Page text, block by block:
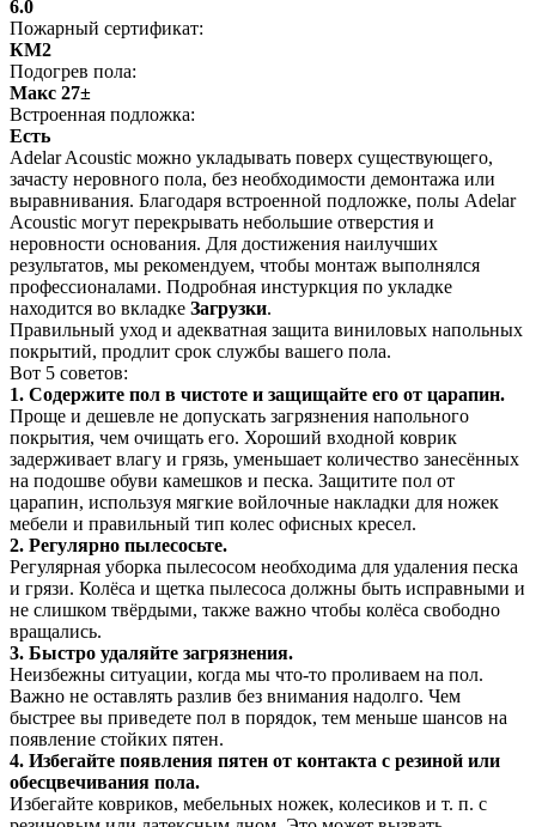
6.0
Пожарный сертификат:
КМ2
Подогрев пола:
Макс 27±
Встроенная подложка:
Есть
Adelar Acoustic можно укладывать поверх существующего,
зачасту неровного пола, без необходимости демонтажа или
выравнивания. Благодаря встроенной подложке, полы Adelar
Acoustic могут перекрывать небольшие отверстия и
неровности основания. Для достижения наилучших
результатов, мы рекомендуем, чтобы монтаж выполнялся
профессионалами. Подробная инстуркция по укладке
находится во вкладке Загрузки.
Правильный уход и адекватная защита виниловых напольных
покрытий, продлит срок службы вашего пола.
Вот 5 советов:
1. Содержите пол в чистоте и защищайте его от царапин.
Проще и дешевле не допускать загрязнения напольного
покрытия, чем очищать его. Хороший входной коврик
задерживает влагу и грязь, уменьшает количество занесённых
на подошве обуви камешков и песка. Защитите пол от
царапин, используя мягкие войлочные накладки для ножек
мебели и правильный тип колес офисных кресел.
2. Регулярно пылесосьте.
Регулярная уборка пылесосом необходима для удаления песка
и грязи. Колёса и щетка пылесоса должны быть исправными и
не слишком твёрдыми, также важно чтобы колёса свободно
вращались.
3. Быстро удаляйте загрязнения.
Неизбежны ситуации, когда мы что-то проливаем на пол.
Важно не оставлять разлив без внимания надолго. Чем
быстрее вы приведете пол в порядок, тем меньше шансов на
появление стойких пятен.
4. Избегайте появления пятен от контакта с резиной или
обесцвечивания пола.
Избегайте ковриков, мебельных ножек, колесиков и т. п. с